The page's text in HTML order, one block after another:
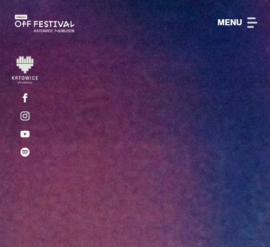
MENU
LINE-UP
O FESTIWALU
KONTAKT